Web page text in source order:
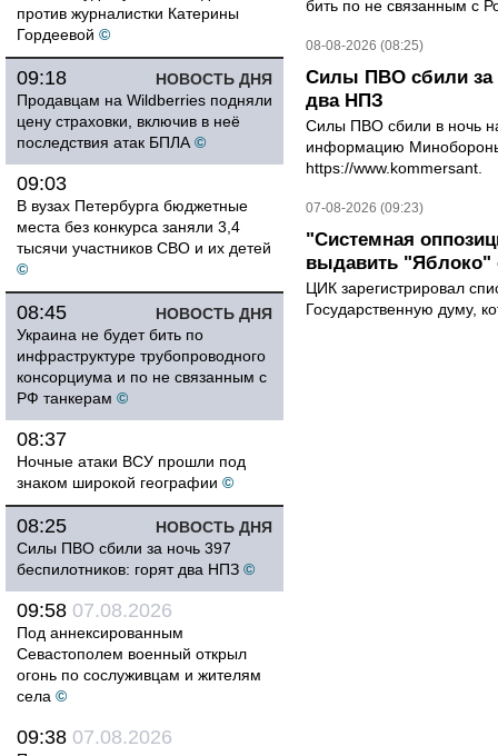
против журналистки Катерины
Гордеевой ©
НОВОСТЬ ДНЯ
09:18
Продавцам на Wildberries подняли
цену страховки, включив в неё
последствия атак БПЛА ©
09:03
В вузах Петербурга бюджетные
места без конкурса заняли 3,4
тысячи участников СВО и их детей
©
НОВОСТЬ ДНЯ
08:45
Украина не будет бить по
инфраструктуре трубопроводного
консорциума и по не связанным с
РФ танкерам ©
08:37
Ночные атаки ВСУ прошли под
знаком широкой географии ©
НОВОСТЬ ДНЯ
08:25
Силы ПВО сбили за ночь 397
беспилотников: горят два НПЗ ©
09:58 07.08.2026
Под аннексированным
Севастополем военный открыл
огонь по сослуживцам и жителям
села ©
09:38 07.08.2026
бить по не связанным с
08-08-2026 (08:25)
Силы ПВО сбили за
два НПЗ
Силы ПВО сбили в ночь на
информацию
https://www.kommersant.
07-08-2026 (09:23)
"Системная
выдавить "Яблоко"
ЦИК зарегистрировал
Государственную думу,